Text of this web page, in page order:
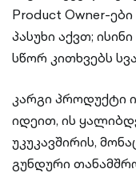
Product Owner-
პასუხი აქვთ;
სწორ კითხვებს
კარგი პროდუქტი
იდეით, ის
უკუკავშირის,
გუნდური